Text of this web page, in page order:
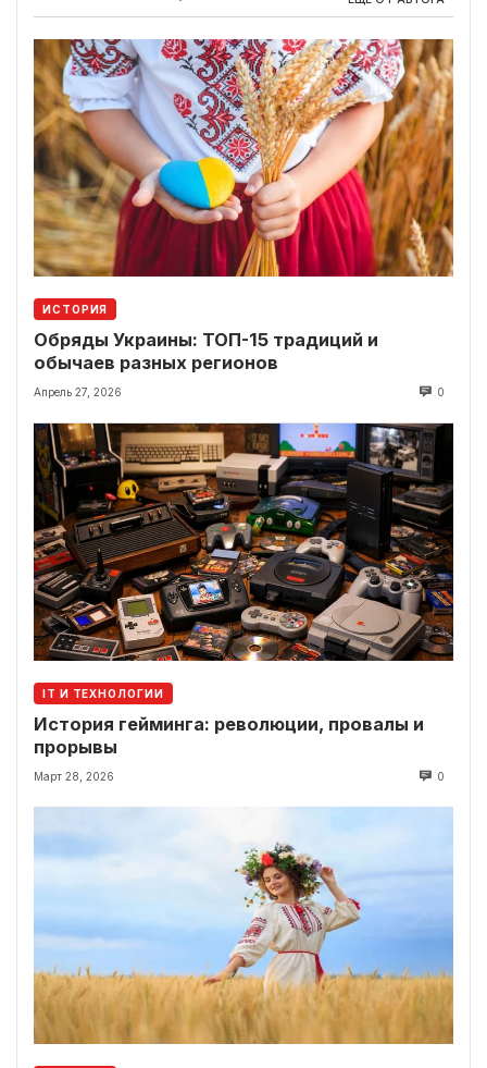
ИСТОРИЯ
Обряды Украины: ТОП-15 традиций и
обычаев разных регионов
Апрель 27, 2026 0
IT И ТЕХНОЛОГИИ
История гейминга: революции, провалы и
прорывы
Март 28, 2026 0